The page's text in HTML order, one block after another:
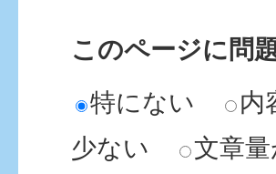
このページに問
特にない
内
少ない
文章